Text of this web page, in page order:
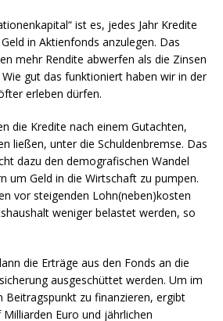
ist es, jedes Jahr Kredite
in Aktienfonds anzulegen. Das
mehr Rendite abwerfen als die Zinsen
gut das funktioniert haben wir in der
erleben dürfen.
die Kredite nach einem Gutachten,
ließen, unter die Schuldenbremse. Das
dazu den demografischen Wandel
um Geld in die Wirtschaft zu pumpen.
vor steigenden Lohn(neben)kosten
weniger belastet werden, so
die Erträge aus den Fonds an die
ausgeschüttet werden. Um im
Beitragspunkt zu finanzieren, ergibt
Euro und jährlichen